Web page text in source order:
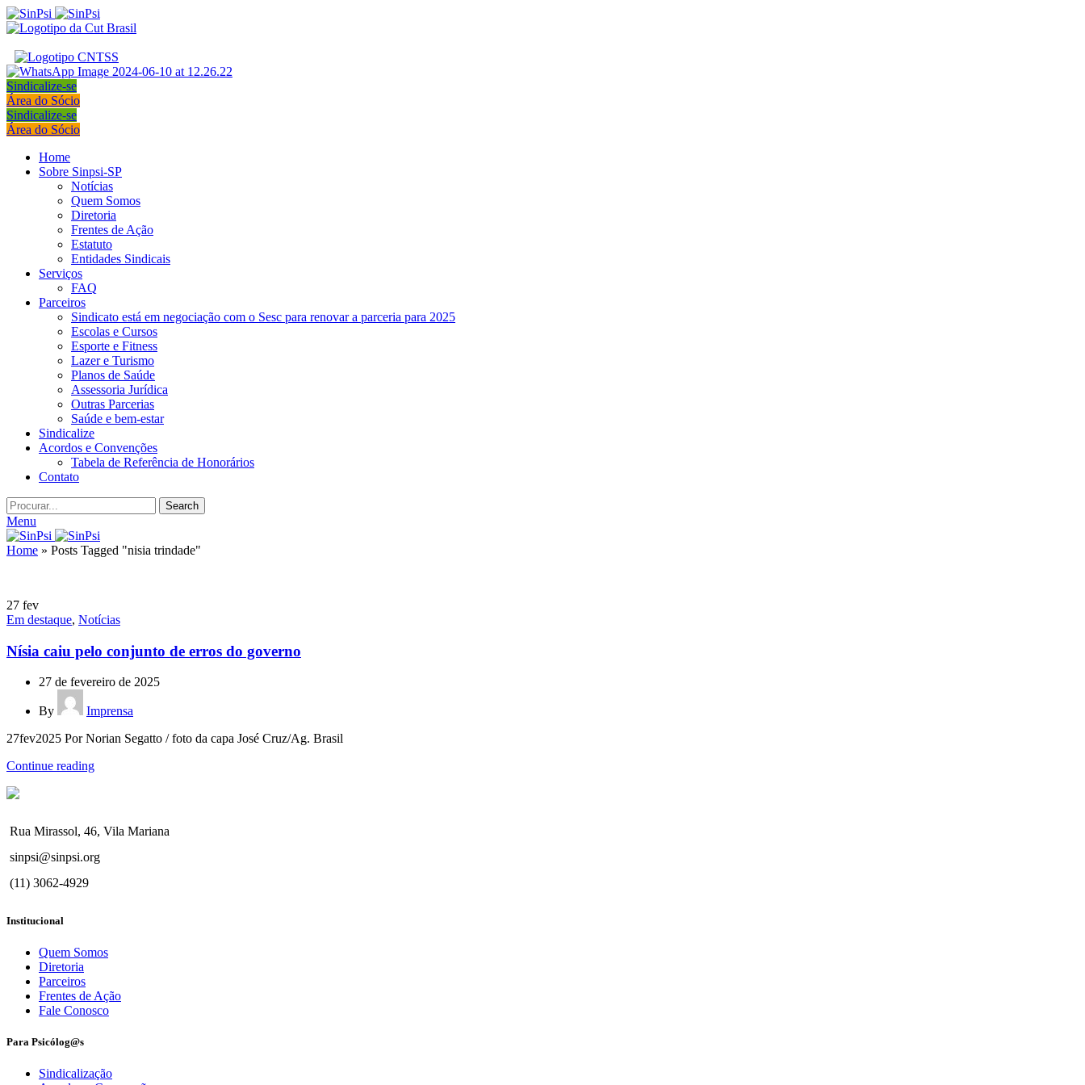
Sindicalize-se
Área do Sócio
Sindicalize-se
Área do Sócio
Home
Sobre Sinpsi-SP
Notícias
Quem Somos
Diretoria
Frentes de Ação
Estatuto
Entidades Sindicais
Serviços
FAQ
Parceiros
Sindicato está em negociação com o Sesc para renovar a parceria para 2025
Escolas e Cursos
Esporte e Fitness
Lazer e Turismo
Planos de Saúde
Assessoria Jurídica
Outras Parcerias
Saúde e bem-estar
Sindicalize
Acordos e Convenções
Tabela de Referência de Honorários
Contato
Search
Menu
Home » Posts Tagged "nisia trindade"
27 fev
Em destaque, Notícias
Nísia caiu pelo conjunto de erros do governo
27 de fevereiro de 2025
By
Imprensa
27fev2025 Por Norian Segatto / foto da capa José Cruz/Ag. Brasil
Continue reading
Rua Mirassol, 46, Vila Mariana
sinpsi@sinpsi.org
(11) 3062-4929
Institucional
Quem Somos
Diretoria
Parceiros
Frentes de Ação
Fale Conosco
Para Psicólog@s
Sindicalização